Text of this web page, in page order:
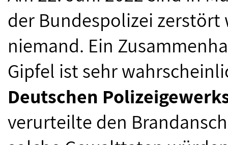
der Bundespolizei
niemand. Ein
Gipfel ist sehr
Deutschen
verurteilte den